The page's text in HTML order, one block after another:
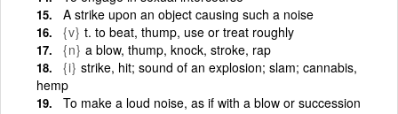
A strike upon an object causing such a noise
{v} t. to beat, thump, use or treat roughly
{n} a blow, thump, knock, stroke, rap
{i} strike, hit; sound of an explosion; slam; cannabis,
hemp
To make a loud noise, as if with a blow or succession